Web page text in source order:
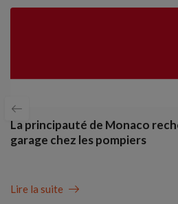
La principauté de Monaco
garage chez les pompiers
Lire la suite